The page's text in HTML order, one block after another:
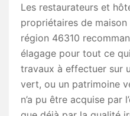
Les restaurateurs et
propriétaires de
région 46310
élagage pour tout ce
travaux à effectuer sur
vert, ou un patrimoine
n’a pu être acquise par